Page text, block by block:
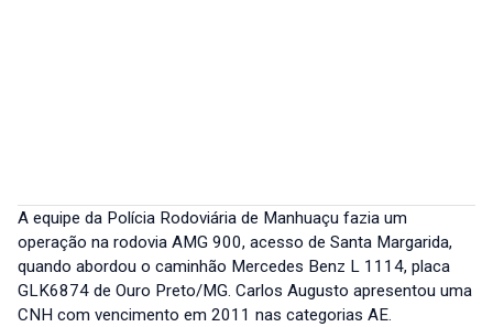
A equipe da Polícia Rodoviária de Manhuaçu fazia um
operação na rodovia AMG 900, acesso de Santa Margarida,
quando abordou o caminhão Mercedes Benz L 1114, placa
GLK6874 de Ouro Preto/MG. Carlos Augusto apresentou uma
CNH com vencimento em 2011 nas categorias AE.